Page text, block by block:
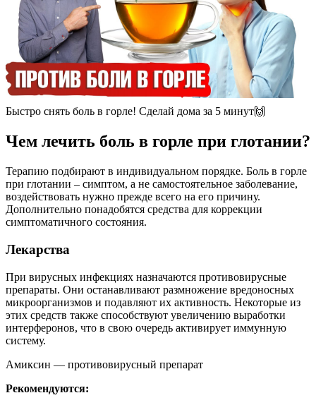
Быстро снять боль в горле! Сделай дома за 5 минут🙌
Чем лечить боль в горле при глотании?
Терапию подбирают в индивидуальном порядке. Боль в горле
при глотании – симптом, а не самостоятельное заболевание,
воздействовать нужно прежде всего на его причину.
Дополнительно понадобятся средства для коррекции
симптоматичного состояния.
Лекарства
При вирусных инфекциях назначаются противовирусные
препараты. Они останавливают размножение вредоносных
микроорганизмов и подавляют их активность. Некоторые из
этих средств также способствуют увеличению выработки
интерферонов, что в свою очередь активирует иммунную
систему.
Амиксин — противовирусный препарат
Рекомендуются: